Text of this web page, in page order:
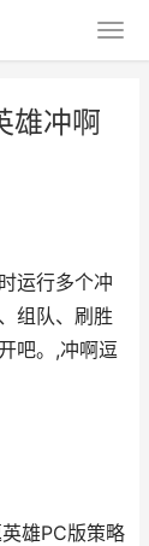
雄冲啊
运行多个冲
组队、刷胜
吧。,冲啊逗
雄PC版策略